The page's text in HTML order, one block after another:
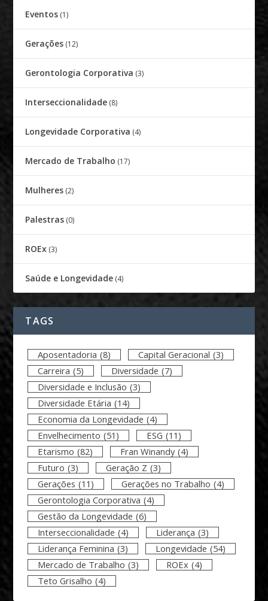
Eventos (1)
Gerações (12)
Gerontologia Corporativa (3)
Interseccionalidade (8)
Longevidade Corporativa (4)
Mercado de Trabalho (17)
Mulheres (2)
Palestras (0)
ROEx (3)
Saúde e Longevidade (4)
TAGS
Aposentadoria (8) Capital Geracional (3)
Carreira (5) Diversidade (7)
Diversidade e Inclusão (3)
Diversidade Etária (14)
Economia da Longevidade (4)
Envelhecimento (51) ESG (11)
Etarismo (82) Fran Winandy (4)
Futuro (3) Geração Z (3)
Gerações (11) Gerações no Trabalho (4)
Gerontologia Corporativa (4)
Gestão da Longevidade (6)
Interseccionalidade (4) Liderança (3)
Liderança Feminina (3) Longevidade (54)
Mercado de Trabalho (3) ROEx (4)
Teto Grisalho (4)